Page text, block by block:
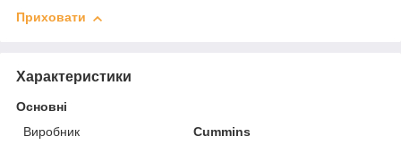
Приховати
Характеристики
Основні
Виробник
Cummins